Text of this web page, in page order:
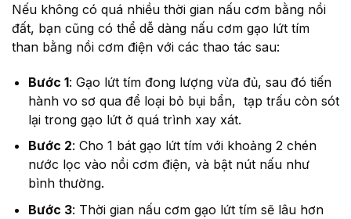
Nếu không có quá nhiều thời gian nấu cơm bằng nồi
đất, bạn cũng có thể dễ dàng nấu cơm gạo lứt tím
than bằng nồi cơm điện với các thao tác sau:
Bước 1: Gạo lứt tím đong lượng vừa đủ, sau đó tiến
hành vo sơ qua để loại bỏ bụi bẩn, tạp trấu còn sót
lại trong gạo lứt ở quá trình xay xát.
Bước 2: Cho 1 bát gạo lứt tím với khoảng 2 chén
nước lọc vào nồi cơm điện, và bật nút nấu như
bình thường.
Bước 3: Thời gian nấu cơm gạo lứt tím sẽ lâu hơn